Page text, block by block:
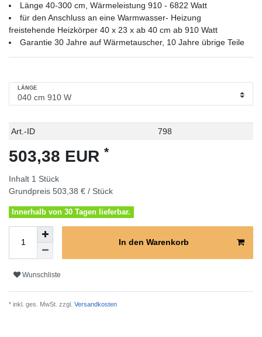
Länge 40-300 cm, Wärmeleistung 910 - 6822 Watt
für den Anschluss an eine Warmwasser- Heizung
freistehende Heizkörper 40 x 23 x ab 40 cm ab 910 Watt
Garantie 30 Jahre auf Wärmetauscher, 10 Jahre übrige Teile
LÄNGE
Technisches
Wert
Art.-ID 798
503,38 EUR *
Inhalt 1 Stück
Grundpreis 503,38 € / Stück
Innerhalb von 30 Tagen lieferbar.
In den Warenkorb
Wunschliste
* inkl. ges. MwSt. zzgl. Versandkosten